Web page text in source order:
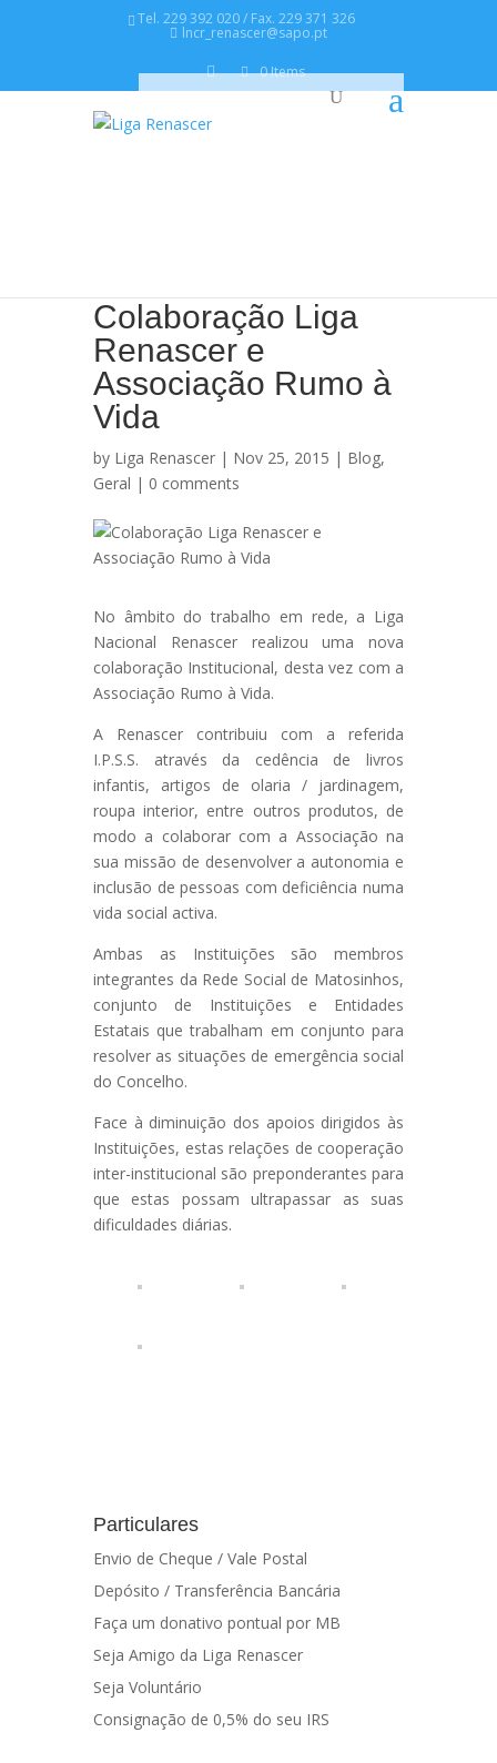
Tel. 229 392 020 / Fax. 229 371 326
lncr_renascer@sapo.pt
0 Items
Colaboração Liga
Renascer e
Associação Rumo à
Vida
by Liga Renascer | Nov 25, 2015 | Blog,
Geral | 0 comments
No âmbito do trabalho em rede, a Liga
Nacional Renascer realizou uma nova
colaboração Institucional, desta vez com a
Associação Rumo à Vida.
A Renascer contribuiu com a referida
I.P.S.S. através da cedência de livros
infantis, artigos de olaria / jardinagem,
roupa interior, entre outros produtos, de
modo a colaborar com a Associação na
sua missão de desenvolver a autonomia e
inclusão de pessoas com deficiência numa
vida social activa.
Ambas as Instituições são membros
integrantes da Rede Social de Matosinhos,
conjunto de Instituições e Entidades
Estatais que trabalham em conjunto para
resolver as situações de emergência social
do Concelho.
Face à diminuição dos apoios dirigidos às
Instituições, estas relações de cooperação
inter-institucional são preponderantes para
que estas possam ultrapassar as suas
dificuldades diárias.
Particulares
Envio de Cheque / Vale Postal
Depósito / Transferência Bancária
Faça um donativo pontual por MB
Seja Amigo da Liga Renascer
Seja Voluntário
Consignação de 0,5% do seu IRS